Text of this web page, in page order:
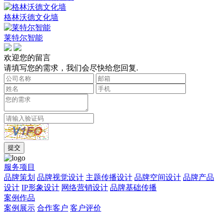
格林沃德文化墙
莱特尔智能
欢迎您的留言
请填写您的需求，我们会尽快给您回复.
服务项目
品牌策划 品牌视觉设计 主题传播设计 品牌空间设计 品牌产品
设计 IP形象设计 网络营销设计 品牌基础传播
案例作品
案例展示 合作客户 客户评价